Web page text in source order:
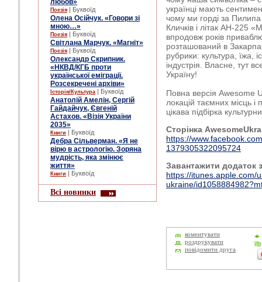
любов»
Поезія | Буквоїд
Олена Осійчук. «Говори зі
мною…»
Поезія | Буквоїд
Світлана Марчук. «Магніт»
Поезія | Буквоїд
Олександр Скрипник.
«НКВД/КГБ проти
української еміграції.
Розсекречені архіви»
Історія/Культура | Буквоїд
Анатолій Амелін, Сергій
Гайдайчук, Євгеній
Астахов. «Візія України
2035»
Книги | Буквоїд
Дебра Сільверман. «Я не
вірю в астрологію. Зоряна
мудрість, яка змінює
життя»
Книги | Буквоїд
Всі новинки
українці мають
чому ми горді за
Кличків і літак АН-225
впродовж років
розташований в
рубрики: культура, їжа,
індустрія. Власне, тут
Україну!
Повна версія Awesome
локацій таємних місць
цікава підбірка
Сторінка Awesome
https://
1379305322095724
Завантажити додаток
https://itunes.apple.com/
ukraine/
коментувати
роздрукувати
повідомити друга